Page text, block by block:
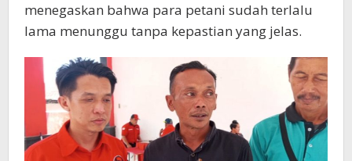
menegaskan bahwa para petani sudah terlalu
lama menunggu tanpa kepastian yang jelas.